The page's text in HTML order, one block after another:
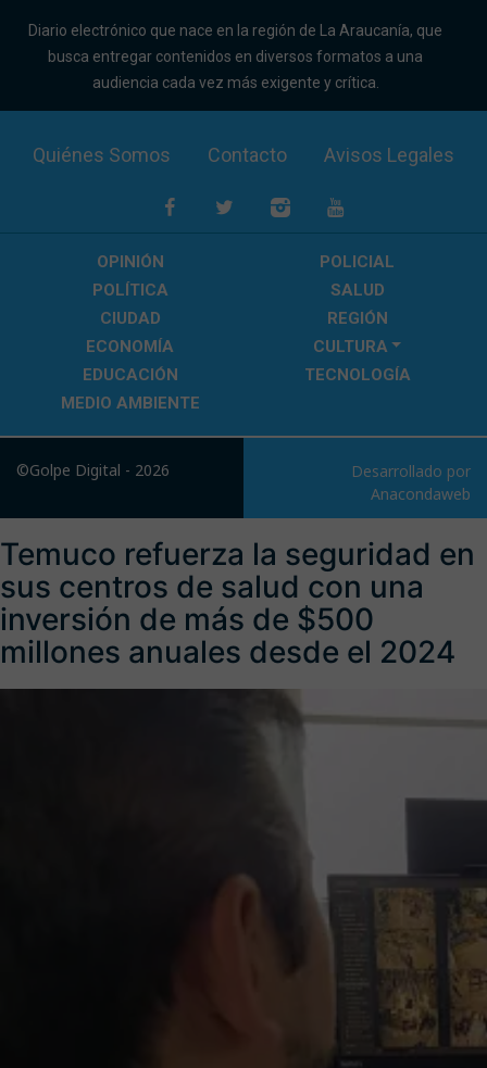
Diario electrónico que nace en la región de La Araucanía, que
busca entregar contenidos en diversos formatos a una
audiencia cada vez más exigente y crítica.
Quiénes Somos Contacto Avisos Legales
OPINIÓN
POLICIAL
POLÍTICA
SALUD
CIUDAD
REGIÓN
ECONOMÍA
CULTURA
EDUCACIÓN
TECNOLOGÍA
MEDIO AMBIENTE
©Golpe Digital - 2026
Desarrollado por
Anacondaweb
Temuco refuerza la seguridad en
sus centros de salud con una
inversión de más de $500
millones anuales desde el 2024